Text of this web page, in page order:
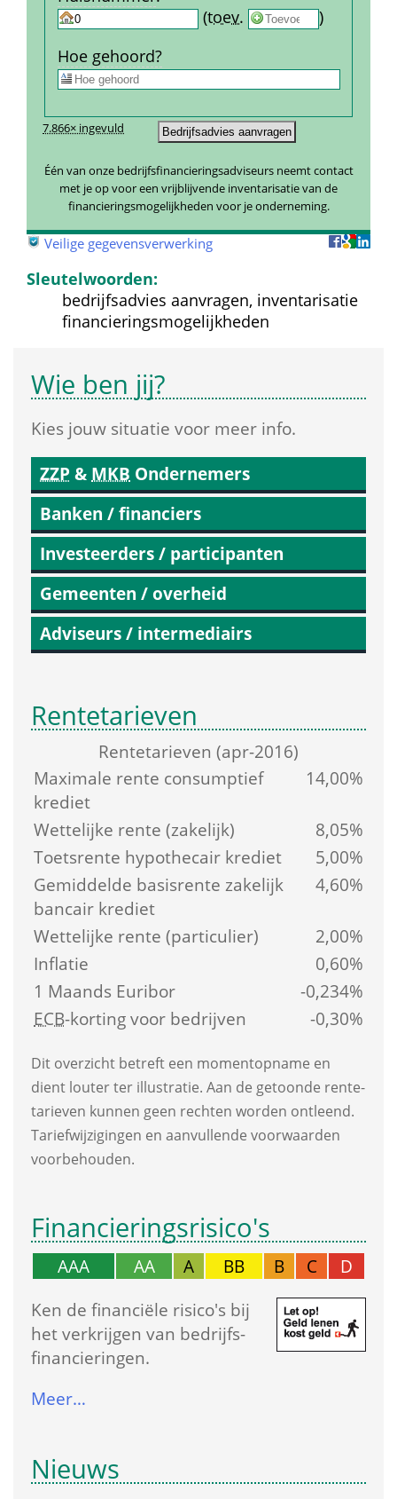
7.866× ingevuld
Één van onze bedrijfsfinancieringsadviseurs neemt contact
met je op voor een vrijblijvende inventarisatie van de
financieringsmogelijkheden voor je onderneming.
(toev.
)
Hoe gehoord?
Veilige gegevensverwerking
Sleutelwoorden:
bedrijfsadvies aanvragen, inventarisatie
financieringsmogelijkheden
Wie ben jij?
Kies jouw situatie voor meer info.
ZZP & MKB Ondernemers
Banken / financiers
Investeerders / participanten
Gemeenten / overheid
Adviseurs / intermediairs
Rentetarieven
Rente­tarieven (apr-2016)
Maximale rente consumptief
krediet
14,00%
Wettelijke rente (zakelijk)
8,05%
Toetsrente hypothecair krediet
5,00%
Gemiddelde basis­rente zakelijk
bancair krediet
4,60%
Wettelijke rente (particulier)
2,00%
Inflatie
0,60%
1 Maands Euribor
-0,234%
ECB-korting voor bedrijven -0,30%
Dit overzicht betreft een moment­opname en
dient louter ter illustratie. Aan de getoonde rente­
tarieven kunnen geen rechten worden ontleend.
Tarief­wijzigingen en aanvullende voorwaarden
voorbehouden.
Financierings­risico's
AAA AA A BB B C
D
Ken de financiële risico's bij
het verkrijgen van bedrijfs­
financieringen.
Meer…
Nieuws